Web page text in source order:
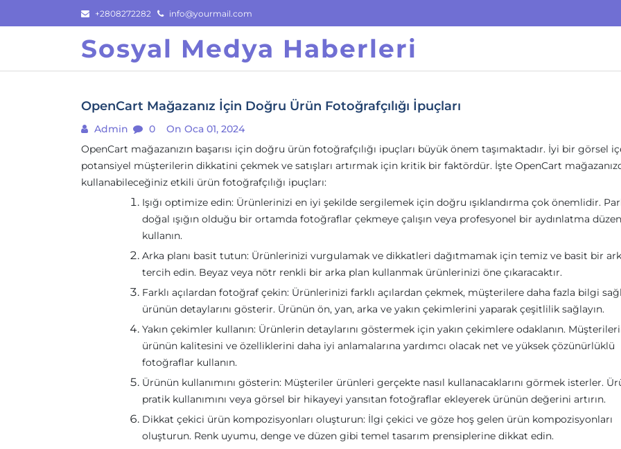
to
+2808272282 info@yourmail.com
Sosyal Medya Haberleri
OpenCart Mağazanız İçin Doğru Ürün Fotoğrafçılığı İpuçları
Admin 0
On Oca 01, 2024
OpenCart mağazanızın başarısı için doğru ürün fotoğrafçılığı ipuçları büyük önem taşımaktadır. İyi bir görsel
potansiyel müşterilerin dikkatini çekmek ve satışları artırmak için kritik bir faktördür. İşte OpenCart
kullanabileceğiniz etkili ürün fotoğrafçılığı ipuçları:
Işığı optimize edin: Ürünlerinizi en iyi şekilde sergilemek için doğru ışıklandırma çok önemlidir.
doğal ışığın olduğu bir ortamda fotoğraflar çekmeye çalışın veya profesyonel bir aydınlatma
kullanın.
Arka planı basit tutun: Ürünlerinizi vurgulamak ve dikkatleri dağıtmamak için temiz ve basit bir
tercih edin. Beyaz veya nötr renkli bir arka plan kullanmak ürünlerinizi öne çıkaracaktır.
Farklı açılardan fotoğraf çekin: Ürünlerinizi farklı açılardan çekmek, müşterilere daha fazla bilgi
ürünün detaylarını gösterir. Ürünün ön, yan, arka ve yakın çekimlerini yaparak çeşitlilik sağlayın.
Yakın çekimler kullanın: Ürünlerin detaylarını göstermek için yakın çekimlere odaklanın.
ürünün kalitesini ve özelliklerini daha iyi anlamalarına yardımcı olacak net ve yüksek çözünürlüklü
fotoğraflar kullanın.
Ürünün kullanımını gösterin: Müşteriler ürünleri gerçekte nasıl kullanacaklarını görmek isterler.
pratik kullanımını veya görsel bir hikayeyi yansıtan fotoğraflar ekleyerek ürünün değerini artırın.
Dikkat çekici ürün kompozisyonları oluşturun: İlgi çekici ve göze hoş gelen ürün kompozisyonları
oluşturun. Renk uyumu, denge ve düzen gibi temel tasarım prensiplerine dikkat edin.